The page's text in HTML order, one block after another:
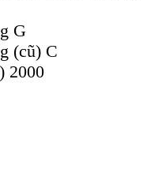
G
(cũ) C
2000